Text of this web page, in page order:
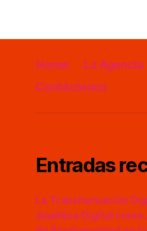
Home La Agencia
Contáctenos
Entradas
La Transformación
Analítica Digital como